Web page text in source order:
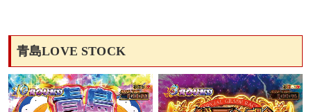
青島LOVE STOCK